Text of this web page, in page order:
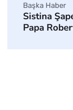
Başka Haber
Sistina
Papa